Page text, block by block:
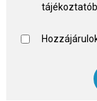
tájékoztató